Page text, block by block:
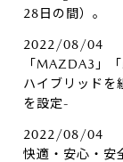
28日の間）。
2022/08/04
「MAZDA3」
ハイブリッドを
を設定-
2022/08/04
快適・安心・安